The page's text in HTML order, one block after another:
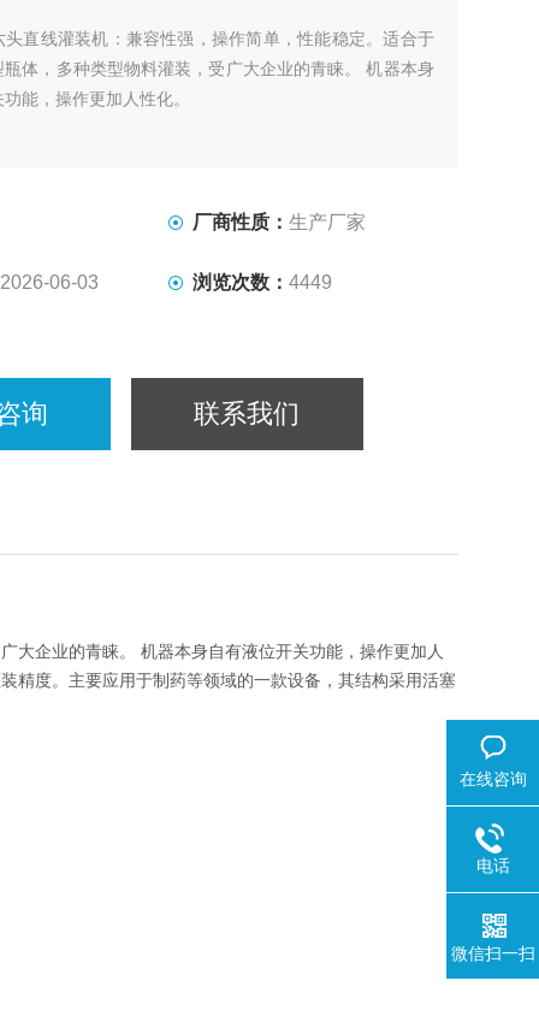
头直线灌装机：兼容性强，操作简单，性能稳定。适合于
瓶体，多种类型物料灌装，受广大企业的青睐。 机器本身
能，操作更加人性化。
厂商性质：生产厂家
2026-06-03 浏览次数：4449
询 联系我们
企业的青睐。 机器本身自有液位开关功能，操作更加人
精度。主要应用于制药等领域的一款设备，其结构采用活塞
在线咨询
电话
微信扫一扫